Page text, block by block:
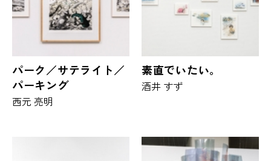
パーク／サテライト／
パーキング
西元 亮明
素直でいたい。
酒井 すず